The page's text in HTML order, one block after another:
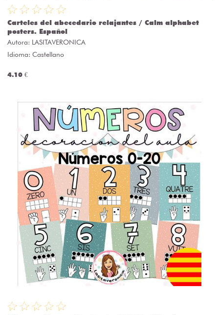
Carteles del abecedario relajantes / Calm alphabet
posters. Español
Autora: LASITAVERONICA
Idioma: Castellano
4.10 €